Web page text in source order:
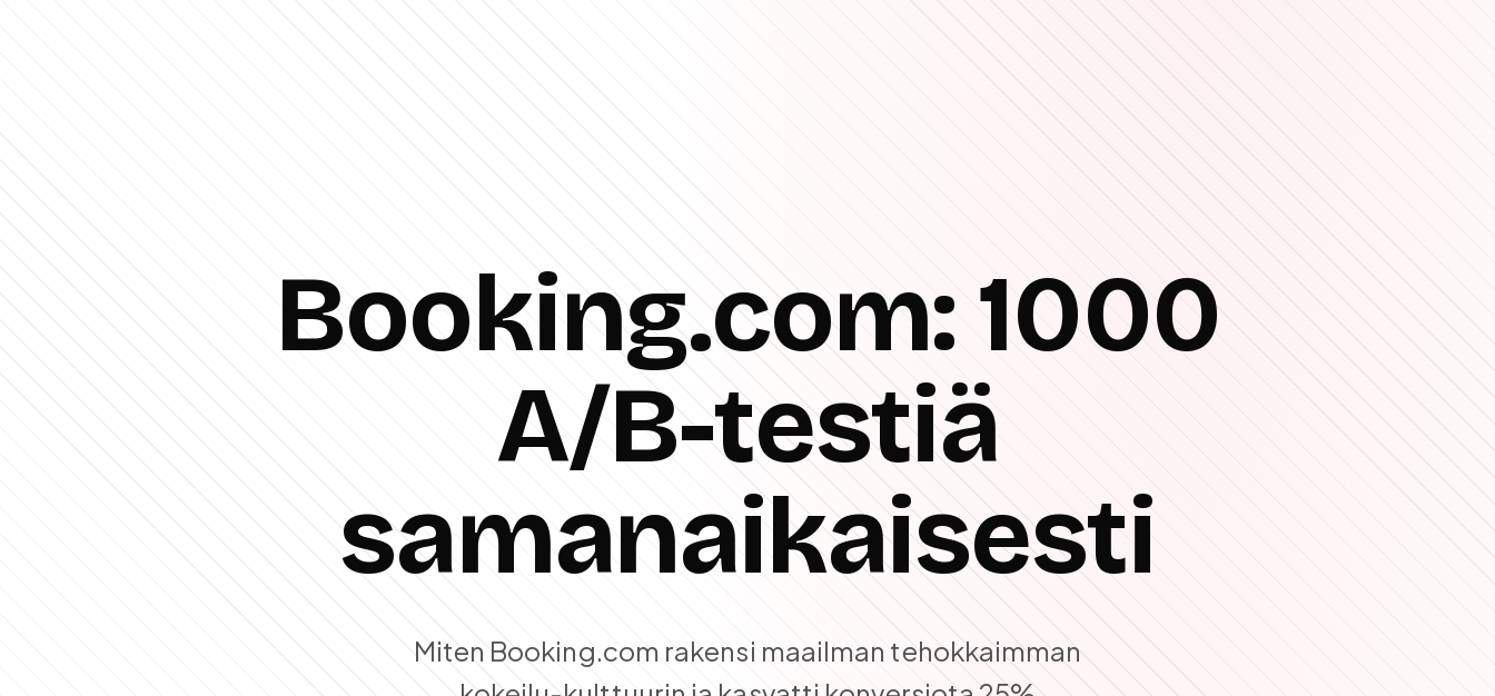
Booking.com: 1000
A/B-testiä
samanaikaisesti
Miten Booking.com rakensi maailman tehokkaimman